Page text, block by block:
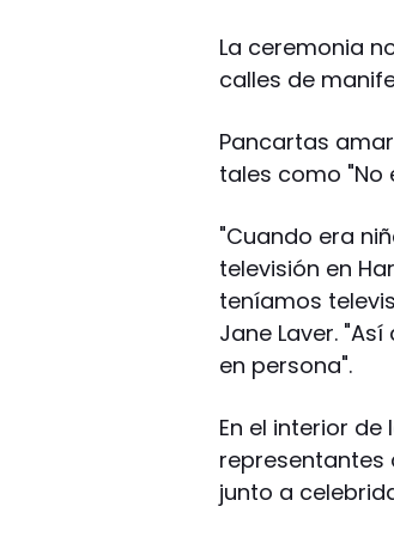
La ceremonia
calles de
Pancartas
tales como "No
"Cuando era
televisión en
teníamos
Jane Laver.
en persona".
En el interior
representantes
junto a